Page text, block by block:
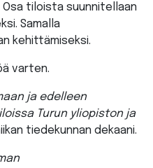
tiloista suunnitellaan
Samalla
kehittämiseksi.
varten.
ja edelleen
Turun yliopiston ja
tiedekunnan dekaani.